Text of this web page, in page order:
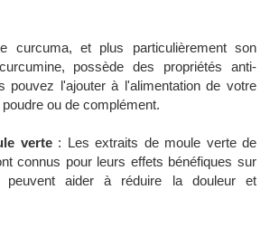
curcuma, et plus particulièrement son
possède des propriétés anti-
pouvez l'ajouter à l'alimentation de votre
ou de complément.
verte: Les extraits de moule verte de
connus pour leurs effets bénéfiques sur
peuvent aider à réduire la douleur et